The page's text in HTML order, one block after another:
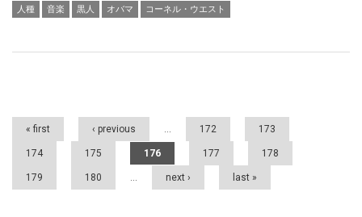
人種 音楽 黒人 オバマ コーネル・ウエスト
Pages
« first ‹ previous … 172 173
174 175 176 177 178
179 180 … next › last »